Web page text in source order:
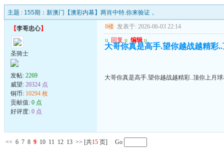
主题 : 155期：新澳门【澳彩内幕】两肖中特.你来验证，
【李哥忠心】
圣骑士
发帖: 2269
威望: 20324 点
铜币: 10294 枚
贡献值: 0 点
好评度: 0 点
8楼 发表于: 2026-06-03 22:14
u 回复 u 编辑 u
大哥你真是高手.望你越战越精彩
大哥你真是高手.望你越战越精彩..顶你上月
<< 6 7 8 9 10 11 12 13 >> [共15 页] Go